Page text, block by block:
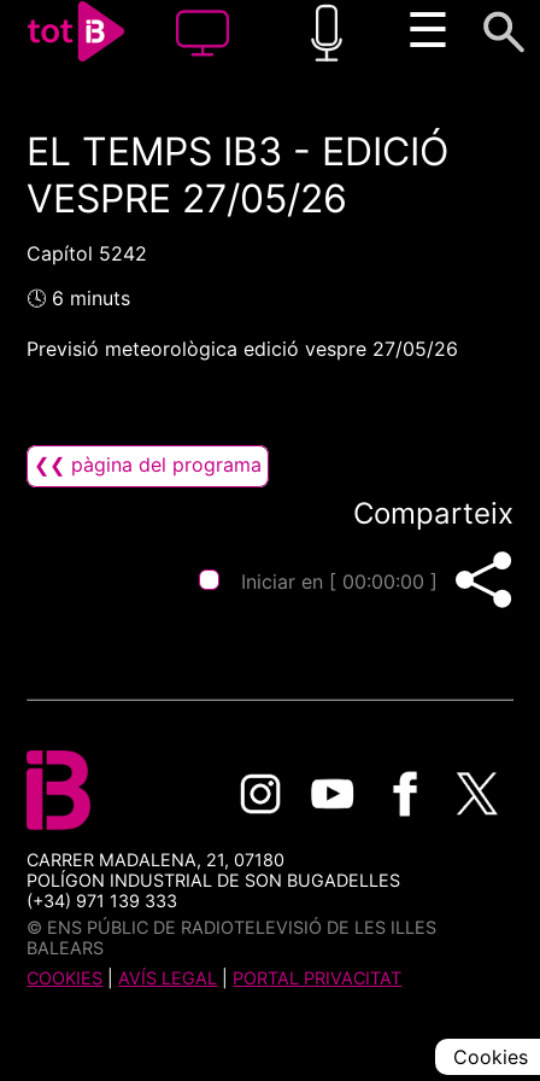
☰
00:00 00:00
1x
EL TEMPS IB3 - EDICIÓ
VESPRE 27/05/26
Capítol 5242
🕓 6 minuts
Previsió meteorològica edició vespre 27/05/26
❮❮ pàgina del programa
Comparteix
Iniciar en [ 00:00:00 ]
CARRER MADALENA, 21, 07180
POLÍGON INDUSTRIAL DE SON BUGADELLES
(+34) 971 139 333
© ENS PÚBLIC DE RADIOTELEVISIÓ DE LES ILLES
BALEARS
COOKIES |AVÍS LEGAL PORTAL PRIVACITAT
Cookies